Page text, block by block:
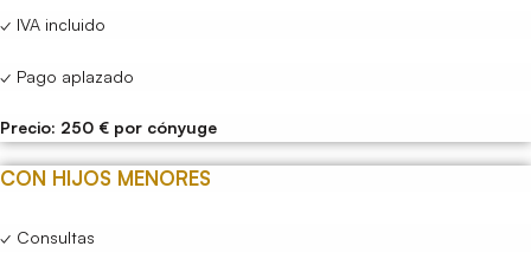
✓ IVA incluido
✓ Pago aplazado
Precio: 250 € por cónyuge
CON HIJOS MENORES
✓ Consultas